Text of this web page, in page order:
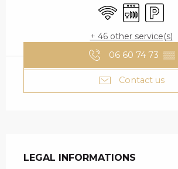
Wifi Dishwashers
Car park
+ 46 other service(s)
06 60 74 73 ▒▒
Contact us
LEGAL INFORMATIONS
LEGAL INFORMATIONS